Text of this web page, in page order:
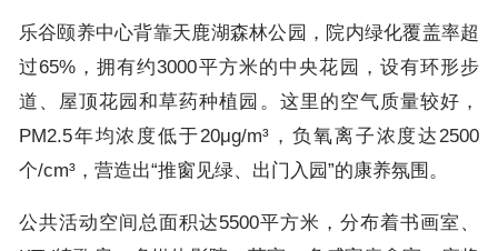
乐谷颐养中心背靠天鹿湖森林公园，院内绿化覆盖率超
过65%，拥有约3000平方米的中央花园，设有环形步
道、屋顶花园和草药种植园。这里的空气质量较好，
PM2.5年均浓度低于20μg/m³，负氧离子浓度达2500
个/cm³，营造出“推窗见绿、出门入园”的康养氛围。
公共活动空间总面积达5500平方米，分布着书画室、